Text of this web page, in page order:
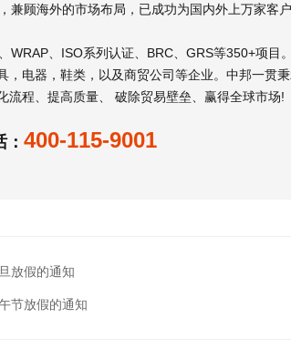
兼顾海外的市场布局，已成功为国内外上万家客
WRAP、ISO系列认证、BRC、GRS等350+项目
，电器，鞋类，以及商贸公司等企业。中邦一贯
流程、提高质量、 破除贸易壁垒、赢得全球市场!
400-115-9001
放假的通知
节放假的通知